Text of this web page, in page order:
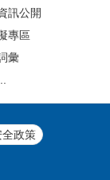
訊公開
專區
彙
全政策